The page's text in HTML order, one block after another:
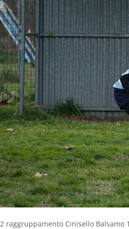
raggruppamento Cinisello Balsamo